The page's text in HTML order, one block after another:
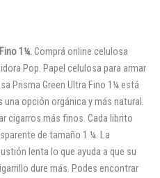
1¼.Comprá online celulosa
Pop. Papel celulosa para armar
Prisma Green Ultra Fino 1¼ está
una opción orgánica y más natural.
cigarros más finos. Cada librito
de tamaño 1 ¼. La
lenta lo que ayuda a que su
dure más. Podes encontrar